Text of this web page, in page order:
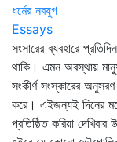
ধর্মের নবযুগ
Essays
সংসারের ব্যবহারে
থাকি। এমন অবস্থায়
সংকীর্ণ সংস্কারের
করে। এইজন্যই দিনের
প্রতিষ্ঠিত করিয়া